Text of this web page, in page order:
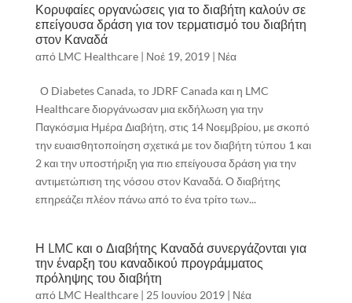
Κορυφαίες οργανώσεις για το διαβήτη καλούν σε
επείγουσα δράση για τον τερματισμό του διαβήτη
στον Καναδά
από LMC Healthcare| Νοέ 19, 2019| Νέα
Ο Diabetes Canada, το JDRF Canada και η LMC
Healthcare διοργάνωσαν μια εκδήλωση για την
Παγκόσμια Ημέρα Διαβήτη, στις 14 Νοεμβρίου, με σκοπό
την ευαισθητοποίηση σχετικά με τον διαβήτη τύπου 1 και
2 και την υποστήριξη για πιο επείγουσα δράση για την
αντιμετώπιση της νόσου στον Καναδά. Ο διαβήτης
επηρεάζει πλέον πάνω από το ένα τρίτο των...
Η LMC και ο Διαβήτης Καναδά συνεργάζονται για
την έναρξη του καναδικού προγράμματος
πρόληψης του διαβήτη
από LMC Healthcare| 25 Ιουνίου 2019| Νέα